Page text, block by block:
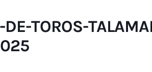
DE-TOROS-